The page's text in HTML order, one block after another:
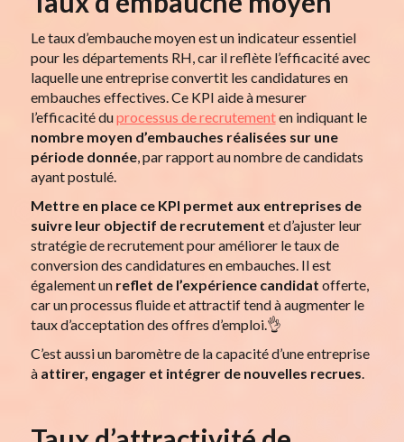
Le taux d’embauche moyen est un indicateur essentiel
pour les départements RH, car il reflète l’efficacité avec
laquelle une entreprise convertit les candidatures en
embauches effectives. Ce KPI aide à mesurer
l’efficacité duprocessus de recrutementen indiquant le
nombre moyen d’embauches réalisées sur une
période donnée, par rapport au nombre de candidats
ayant postulé.
Mettre en place ce KPI permet aux entreprises de
suivre leur objectif de recrutement et d’ajuster leur
stratégie de recrutement pour améliorer le taux de
conversion des candidatures en embauches. Il est
également un reflet de l’expérience candidat offerte,
car un processus fluide et attractif tend à augmenter le
taux d’acceptation des offres d’emploi.👌
C’est aussi un baromètre de la capacité d’une entreprise
à attirer, engager et intégrer de nouvelles recrues